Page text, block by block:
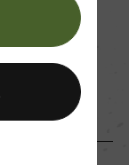
醗酵後、瓶
しく解説
イタリア …